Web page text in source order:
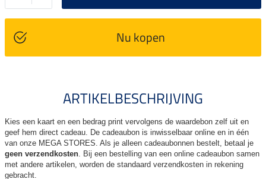
Nu kopen
ARTIKELBESCHRIJVING
Kies een kaart en een bedrag print vervolgens de waardebon zelf uit en
geef hem direct cadeau. De cadeaubon is inwisselbaar online en in één
van onze MEGA STORES. Als je alleen cadeaubonnen bestelt, betaal je
geen verzendkosten. Bij een bestelling van een online cadeaubon samen
met andere artikelen, worden de standaard verzendkosten in rekening
gebracht.